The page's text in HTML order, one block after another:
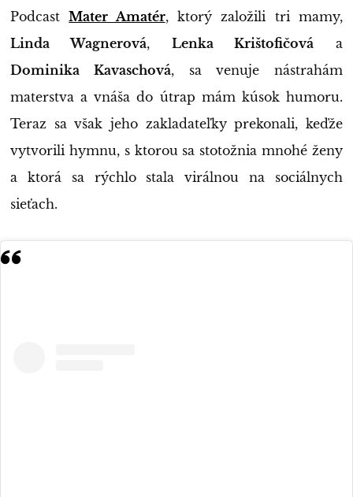
PodcastMater Amatér, ktorý založili tri mamy,
Linda Wagnerová, Lenka Krištofičová a
Dominika Kavaschová, sa venuje nástrahám
materstva a vnáša do útrap mám kúsok humoru.
Teraz sa však jeho zakladateľky prekonali, keďže
vytvorili hymnu, s ktorou sa stotožnia mnohé ženy
a ktorá sa rýchlo stala virálnou na sociálnych
sieťach.